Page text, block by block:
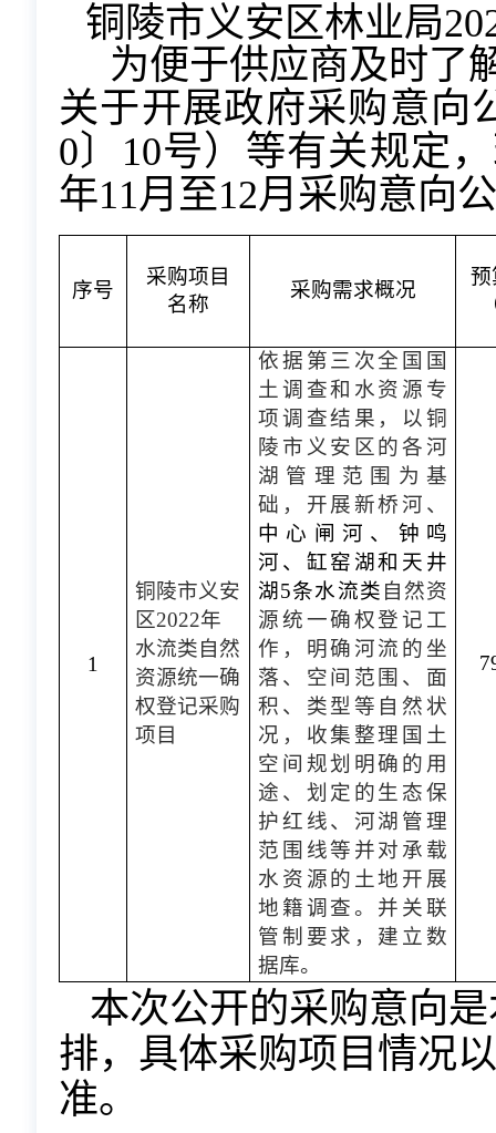
铜陵市义安区林业局
为便于供应商及时了
关于开展政府采购意向
0〕10号）等有关规定
年11月至12月 采购意向
序号
采购项目
名称
采购需求概况
预
1
铜 陵市义安
区2022年
水流类自然
资源统一确
权登记采购
项目
依据第三次全国国
土调查和水资源专
项调查结果，以铜
陵市义安区的各河
湖管理范围为基
础，开展新桥河、
中心闸河、钟鸣
河、缸窑湖和天井
湖 5条水流类 自然资
源统一确权登记工
作，明确河流的坐
落、空间范围、面
积、类型等自然状
况，收集整理国土
空间规划明确的用
途、划定的生态保
护红线、河湖管理
范围线等并对承载
水资源的土地开展
地籍调查。并关联
管制要求，建立数
据库。
本次公开的采购意向
排，具体采购项目情况
准。